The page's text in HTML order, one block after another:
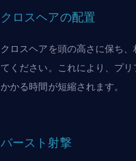
クロスヘアの配置
クロスヘアを頭の高さに保ち
てください。これにより、プ
かかる時間が短縮されます。
バースト射撃